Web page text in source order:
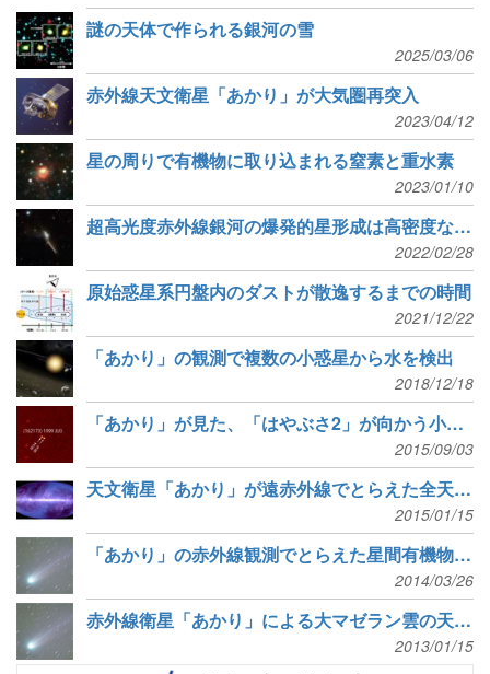
謎の天体で作られる銀河の雪
2025/03/06
赤外線天文衛星「あかり」が大気圏再突入
2023/04/12
星の周りで有機物に取り込まれる窒素と重水素
2023/01/10
超高光度赤外線銀河の爆発的星形成は高密度なガスによるものか
2022/02/28
原始惑星系円盤内のダストが散逸するまでの時間
2021/12/22
「あかり」の観測で複数の小惑星から水を検出
2018/12/18
「あかり」が見た、「はやぶさ2」が向かう小惑星1999 JU3
2015/09/03
天文衛星「あかり」が遠赤外線でとらえた全天画像
2015/01/15
「あかり」の赤外線観測でとらえた星間有機物の進化
2014/03/26
赤外線衛星「あかり」による大マゼラン雲の天体カタログを公開
2013/01/15